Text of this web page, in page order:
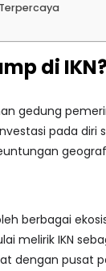
di
gedung
pada
berbagai
melirik IKN
dengan pusat